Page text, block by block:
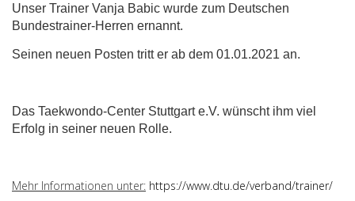
Unser Trainer Vanja Babic wurde zum Deutschen
Bundestrainer-Herren ernannt.
Seinen neuen Posten tritt er ab dem 01.01.2021 an.
Das Taekwondo-Center Stuttgart e.V. wünscht ihm viel
Erfolg in seiner neuen Rolle.
Mehr Informationen unter: https://www.dtu.de/verband/trainer/